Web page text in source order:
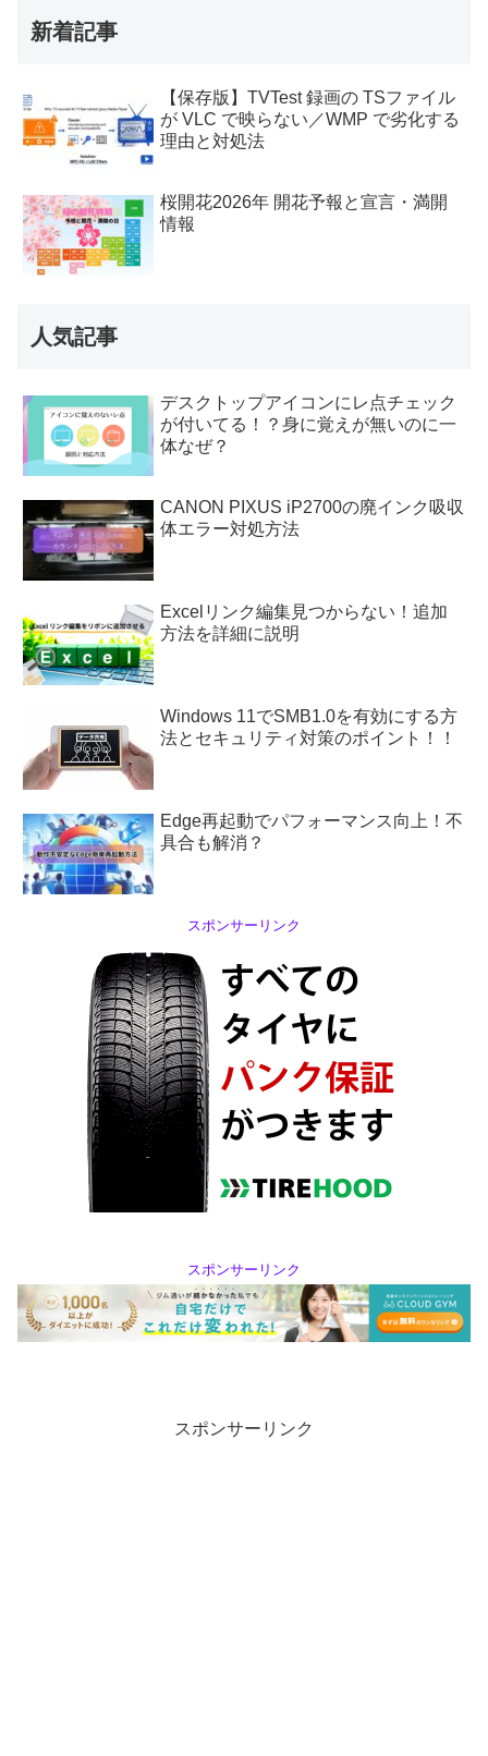
新着記事
【保存版】TVTest 録画の TSファイル
が VLC で映らない／WMP で劣化する
理由と対処法
桜開花2026年 開花予報と宣言・満開
情報
人気記事
デスクトップアイコンにレ点チェック
が付いてる！？身に覚えが無いのに一
体なぜ？
CANON PIXUS iP2700の廃インク吸収
体エラー対処方法
Excelリンク編集見つからない！追加
方法を詳細に説明
Windows 11でSMB1.0を有効にする方
法とセキュリティ対策のポイント！！
Edge再起動でパフォーマンス向上！不
具合も解消？
スポンサーリンク
スポンサーリンク
スポンサーリンク